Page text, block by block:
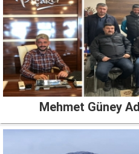
Mehmet Güney